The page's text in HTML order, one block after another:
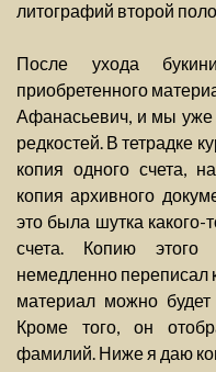
литографий второй
После ухода
приобретенного
Афанасьевич, и мы уже
редкостей. В тетрадке
копия одного счета,
копия архивного
это была шутка какого-
счета. Копию этого
немедленно переписал
материал можно
Кроме того, он
фамилий. Ниже я даю